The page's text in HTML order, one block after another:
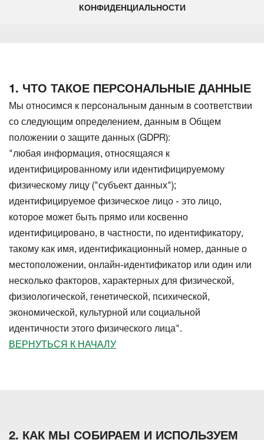
КОНФИДЕНЦИАЛЬНОСТИ
1. ЧТО ТАКОЕ ПЕРСОНАЛЬНЫЕ ДАННЫЕ
Мы относимся к персональным данным в соответствии
со следующим определением, данным в Общем
положении о защите данных (GDPR):
"любая информация, относящаяся к
идентифицированному или идентифицируемому
физическому лицу ("субъект данных");
идентифицируемое физическое лицо - это лицо,
которое может быть прямо или косвенно
идентифицировано, в частности, по идентификатору,
такому как имя, идентификационный номер, данные о
местоположении, онлайн-идентификатор или один или
несколько факторов, характерных для физической,
физиологической, генетической, психической,
экономической, культурной или социальной
идентичности этого физического лица".
ВЕРНУТЬСЯ К НАЧАЛУ
2. КАК МЫ СОБИРАЕМ И ИСПОЛЬЗУЕМ